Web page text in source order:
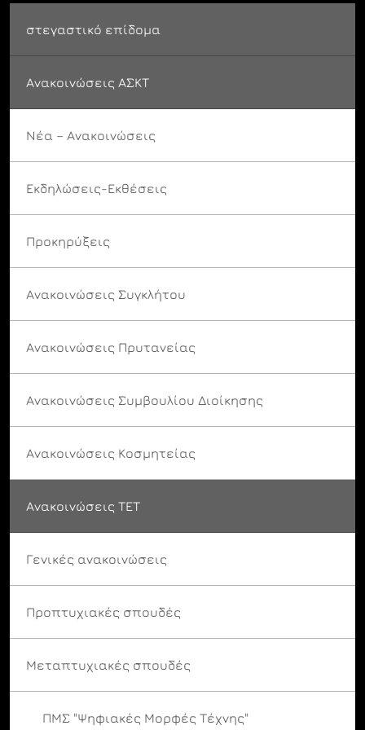
στεγαστικό επίδομα
Ανακοινώσεις ΑΣΚΤ
Νέα – Ανακοινώσεις
Εκδηλώσεις-Εκθέσεις
Προκηρύξεις
Ανακοινώσεις Συγκλήτου
Ανακοινώσεις Πρυτανείας
Ανακοινώσεις Συμβουλίου Διοίκησης
Ανακοινώσεις Κοσμητείας
Ανακοινώσεις ΤΕΤ
Γενικές ανακοινώσεις
Προπτυχιακές σπουδές
Μεταπτυχιακές σπουδές
ΠΜΣ "Ψηφιακές Μορφές Τέχνης"